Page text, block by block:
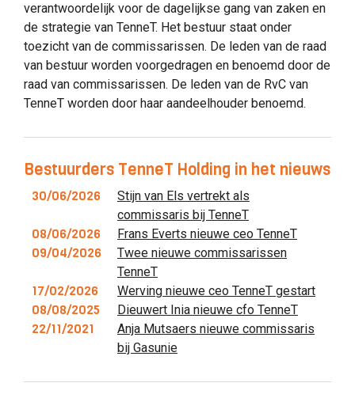
verantwoordelijk voor de dagelijkse gang van zaken en
de strategie van TenneT. Het bestuur staat onder
toezicht van de commissarissen. De leden van de raad
van bestuur worden voorgedragen en benoemd door de
raad van commissarissen. De leden van de RvC van
TenneT worden door haar aandeelhouder benoemd.
Bestuurders TenneT Holding in het nieuws
30/06/2026
Stijn van Els vertrekt als
commissaris bij TenneT
08/06/2026 Frans Everts nieuwe ceo TenneT
09/04/2026
Twee nieuwe commissarissen
TenneT
17/02/2026 Werving nieuwe ceo TenneT gestart
08/08/2025 Dieuwert Inia nieuwe cfo TenneT
22/11/2021
Anja Mutsaers nieuwe commissaris
bij Gasunie